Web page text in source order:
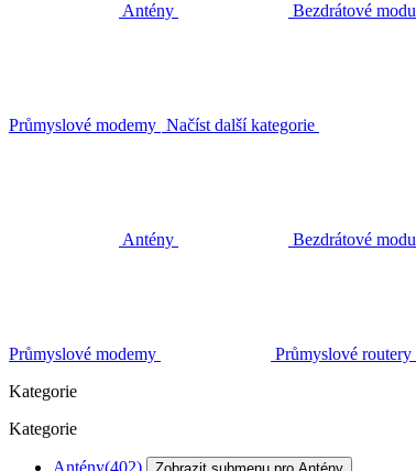
Antény Bezdrátové
Průmyslové modemy Načíst další kategorie
Antény Bezdrátové
Průmyslové modemy Průmyslové routery
Kategorie
Kategorie
Antény(402)